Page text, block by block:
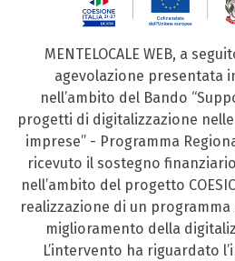
MENTELOCALE WEB, a
agevolazione presentata
nell’ambito del Bando
progetti di digitalizzazione
imprese” - Programma
ricevuto il sostegno
nell’ambito del progetto
realizzazione di un
miglioramento della
L’intervento ha riguardato